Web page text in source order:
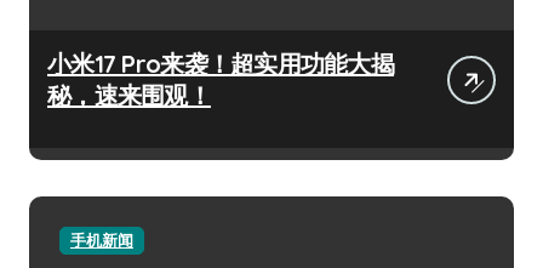
小米17 Pro来袭！超实用功能大揭
秘，速来围观！
手机新闻